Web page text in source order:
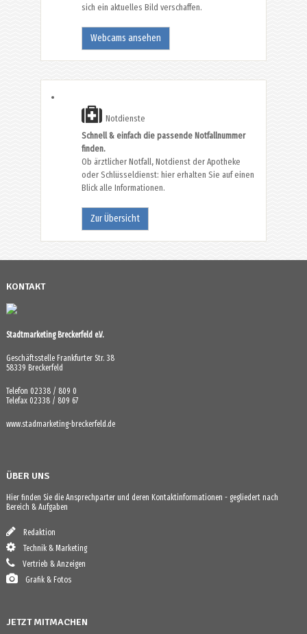
sich ein aktuelles Bild verschaffen.
Webcams ansehen
Notdienste
Schnell & einfach die passende Notfallnummer
finden.
Ob ärztlicher Notfall, Notdienst der Apotheke
oder Schlüsseldienst: hier erhalten Sie auf einen
Blick alle Informationen.
Zur Übersicht
KONTAKT
Stadtmarketing Breckerfeld e.V.
Geschäftsstelle Frankfurter Str. 38
58339 Breckerfeld
Telefon 02338 / 809 0
Telefax 02338 / 809 67
www.stadmarketing-breckerfeld.de
ÜBER UNS
Hier finden Sie die Ansprechparter und deren Kontaktinformationen - gegliedert nach
Bereich & Aufgaben
Redaktion
Technik & Marketing
Vertrieb & Anzeigen
Grafik & Fotos
JETZT MITMACHEN